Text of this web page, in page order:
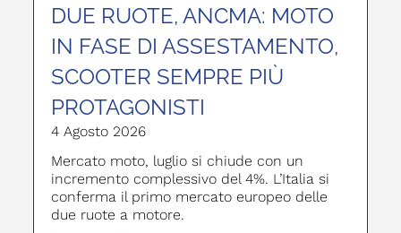
DUE RUOTE, ANCMA: MOTO
IN FASE DI ASSESTAMENTO,
SCOOTER SEMPRE PIÙ
PROTAGONISTI
4 Agosto 2026
Mercato moto, luglio si chiude con un
incremento complessivo del 4%. L’Italia si
conferma il primo mercato europeo delle
due ruote a motore.